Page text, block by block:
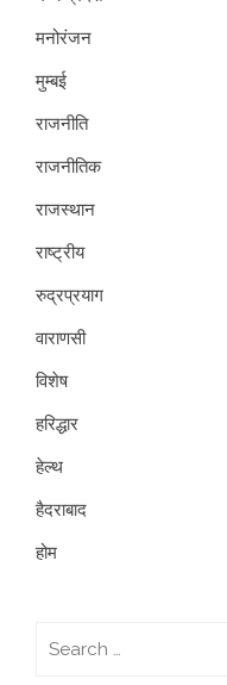
मनोरंजन
मुम्बई
राजनीति
राजनीतिक
राजस्थान
राष्ट्रीय
रुद्रप्रयाग
वाराणसी
विशेष
हरिद्धार
हेल्थ
हैदराबाद
होम